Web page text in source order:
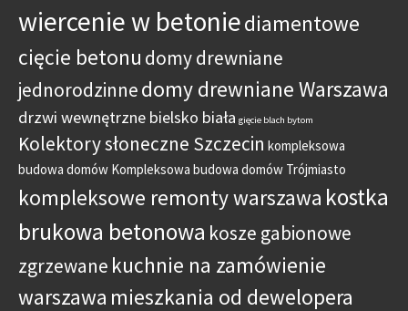
wiercenie w betoniediamentowe
cięcie betonu domy drewniane
jednorodzinnedomy drewniane Warszawa
drzwi wewnętrzne bielsko biała gięcie blach bytom
Kolektory słoneczne Szczecin kompleksowa
budowa domów Kompleksowa budowa domów Trójmiasto
kompleksowe remonty warszawa kostka
brukowa betonowa kosze gabionowe
zgrzewane kuchnie na zamówienie
warszawa mieszkania od dewelopera